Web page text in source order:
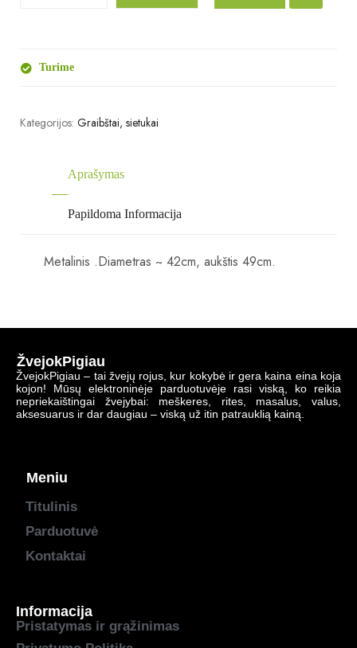
Turime
Kategorijos: Graibštai, sietukai
Aprašymas
Papildoma Informacija
Metalinis .Diametras ~ 42cm, aukštis 49cm.
ŽvejokPigiau
ŽvejokPigiau – tai žvejų rojus, kur kokybė ir gera kaina eina koja
kojon! Mūsų elektroninėje parduotuvėje rasi viską, ko reikia
nepriekaištingai žvejybai: meškeres, rites, masalus, valus,
aksesuarus ir dar daugiau – viską už itin patrauklią kainą.
Meniu
Titulinis
Parduotuvė
Kontaktai
Informacija
Pristatymas ir grąžinimas